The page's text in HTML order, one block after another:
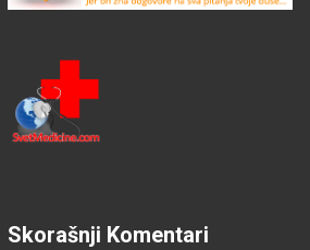
Skorašnji Komentari